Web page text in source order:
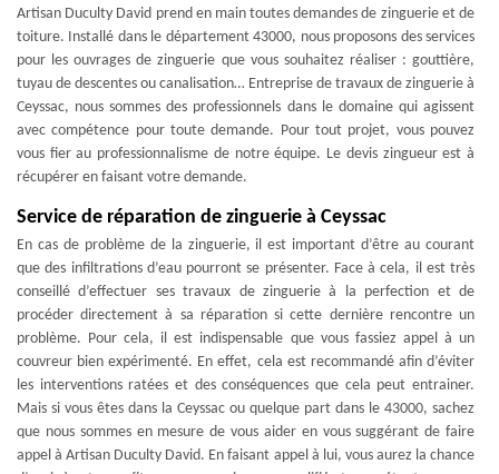
Artisan Duculty David prend en main toutes demandes de zinguerie et de
toiture. Installé dans le département 43000, nous proposons des services
pour les ouvrages de zinguerie que vous souhaitez réaliser : gouttière,
tuyau de descentes ou canalisation… Entreprise de travaux de zinguerie à
Ceyssac, nous sommes des professionnels dans le domaine qui agissent
avec compétence pour toute demande. Pour tout projet, vous pouvez
vous fier au professionnalisme de notre équipe. Le devis zingueur est à
récupérer en faisant votre demande.
Service de réparation de zinguerie à Ceyssac
En cas de problème de la zinguerie, il est important d’être au courant
que des infiltrations d’eau pourront se présenter. Face à cela, il est très
conseillé d’effectuer ses travaux de zinguerie à la perfection et de
procéder directement à sa réparation si cette dernière rencontre un
problème. Pour cela, il est indispensable que vous fassiez appel à un
couvreur bien expérimenté. En effet, cela est recommandé afin d’éviter
les interventions ratées et des conséquences que cela peut entrainer.
Mais si vous êtes dans la Ceyssac ou quelque part dans le 43000, sachez
que nous sommes en mesure de vous aider en vous suggérant de faire
appel à Artisan Duculty David. En faisant appel à lui, vous aurez la chance